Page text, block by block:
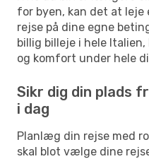
for byen, kan det at
rejse på dine egne
billig billeje i hele
og komfort under hele
Sikr dig din plads
i dag
Planlæg din rejse med
skal blot vælge dine